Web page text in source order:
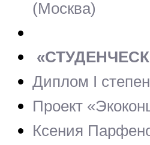
(Москва)
Диплом I
Проект
Ксения